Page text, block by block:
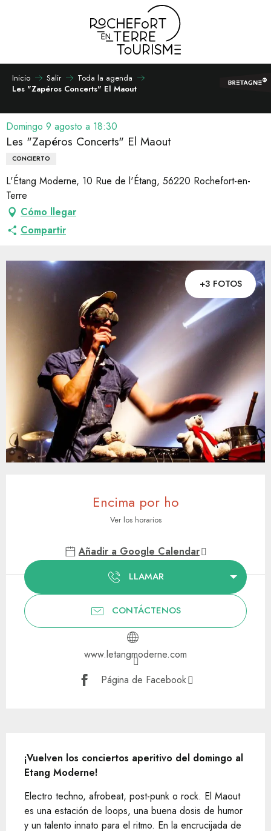
Inicio Salir
Toda la agenda
Les "Zapéros Concerts" El Maout
Domingo 9 agosto a 18:30
Les "Zapéros Concerts" El Maout
CONCIERTO
L'Étang Moderne, 10 Rue de l'Étang, 56220 Rochefort-en-
Terre
Cómo llegar
Compartir
+3 FOTOS
Encima por ho
Ver los horarios
Añadir a Google Calendar
LLAMAR
CONTÁCTENOS
www.letangmoderne.com
Página de Facebook
¡Vuelven los conciertos aperitivo del domingo al
Etang Moderne!
Electro techno, afrobeat, post-punk o rock. El Maout
es una estación de loops, una buena dosis de humor
y un talento innato para el ritmo. En la encrucijada de